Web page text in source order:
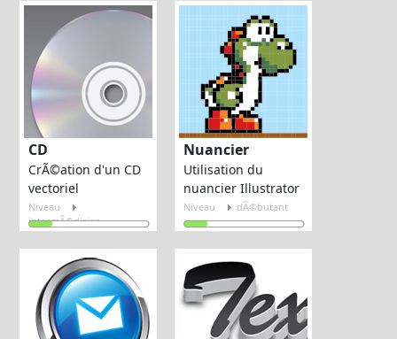
Niveau
intermÃ©diaire
CD
CrÃ©ation d'un CD
vectoriel
Niveau dÃ©butant
Nuancier
Utilisation du
nuancier Illustrator